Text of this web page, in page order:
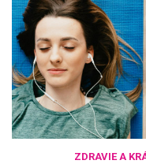
ZDRAVIE A